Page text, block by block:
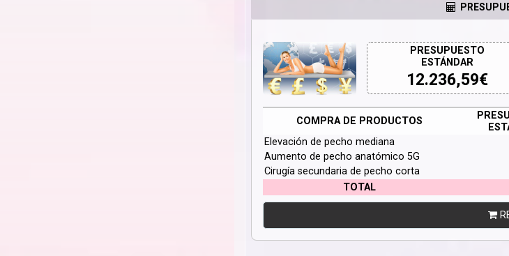
PRESUPUESTO
ESTÁNDAR
12.236,59€
COMPRA DE PRODUCTOS
Elevación de pecho mediana
Aumento de pecho anatómico 5G
Cirugía secundaria de pecho corta
TOTAL